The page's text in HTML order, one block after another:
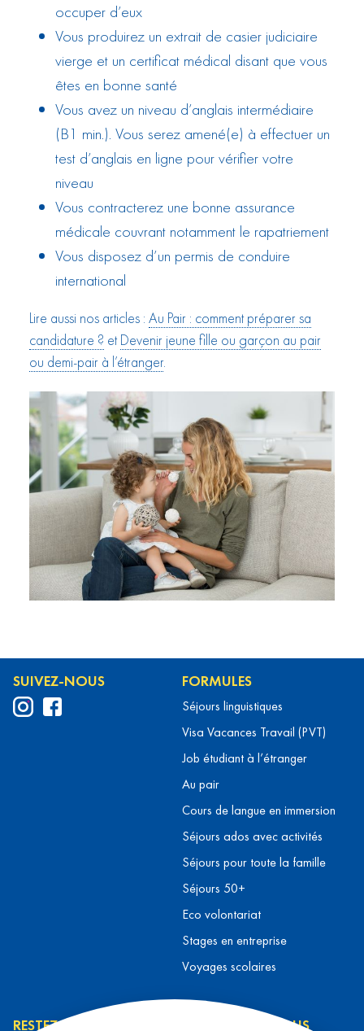
occuper d’eux
Vous produirez un extrait de casier judiciaire
vierge et un certificat médical disant que vous
êtes en bonne santé
Vous avez un niveau d’anglais intermédiaire
(B1 min.). Vous serez amené(e) à effectuer un
test d’anglais en ligne pour vérifier votre
niveau
Vous contracterez une bonne assurance
médicale couvrant notamment le rapatriement
Vous disposez d’un permis de conduire
international
Lire aussi nos articles : Au Pair : comment préparer sa
candidature ? etDevenir jeune fille ou garçon au pair
ou demi-pair à l’étranger.
SUIVEZ-NOUS FORMULES
Séjours linguistiques
Visa Vacances Travail (PVT)
Job étudiant à l’étranger
Au pair
Cours de langue en immersion
Séjours ados avec activités
Séjours pour toute la famille
Séjours 50+
Eco volontariat
Stages en entreprise
Voyages scolaires
RESTEZ INFORMÉ CONTACTEZ-NOUS